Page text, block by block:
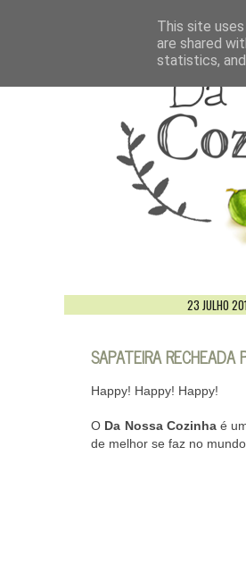
23 JULHO
SAPATEIRA
Happy! Happy! Happy!
O Da Nossa Cozinhaé
de melhor se faz no
This site
are shared
statistics,